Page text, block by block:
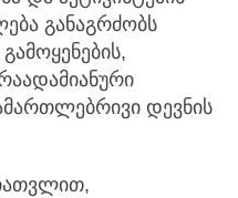
განაგრძობს
დევნის